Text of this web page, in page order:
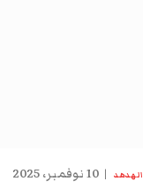
الهدهد 10 نوفمبر، 2025